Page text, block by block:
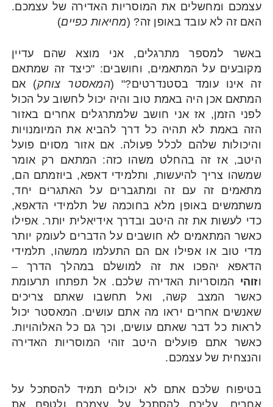
עצמכם ומחשלים את המוסריות האדירה של עצמכם.
האם זה לא עובד באופן זה? (מחיאות כפיים)
באשר למספר מתרגלים, אני מוצא שהם עדיין
מקובעים על המתאמים, וחושבים: "כיצד זה שמתאם
זה אינו עומד בסטנדרטים?" (המאסטר צוחק) אם
המתאם אכן היה באמת טוב והיה יכול לחשוב על הכול
לפני הזמן, אז אני חושב שלמתרגלים אחרים באזור
הזה באמת לא תהיה כל דרך להביא את המיומנויות
והיכולות שלהם לכלל פעולה. אם אזור מסוים פועל
היטב, אז זה בהחלט משהו כזה: המתאם רק אומר
שמשהו צריך להיעשות, ותלמידי דאפא, ביוזמתם הם,
מתאמים זה עם זה ומתגברים על האתגרים יחד,
משתמשים באופן מלא בחוכמה של תלמידי הדאפא,
כדי לעשות את זה היטב ובדרך אידיאלית יותר. אפילו
כאשר המתאמים לא חושבים על הדברים לעומק יותר
מדי טוב או אפילו אם הם התעלמו ממשהו, תלמידי
הדאפא יהפכו את זה למושלם במהלך הדרך –
וזוהי המוסריות האדירה שלכם. אל תפתחו תרעומת
כאשר המצב קשה, ואל תחשבו שאתם צריכים
שאנשים אחרים יראו מה אתם עושים. המאסטר יכול
לראות כל דבר שאתם עושים, וכך גם כל האלוהויות.
כאשר אתם פועלים היטב זוהי המוסריות האדירה
והנצחית של עצמכם.
בטיפוח שלכם אתם לא יכולים תמיד להסתכל על
אחרים. עליכם להסתכל על עצמכם ולטפח את